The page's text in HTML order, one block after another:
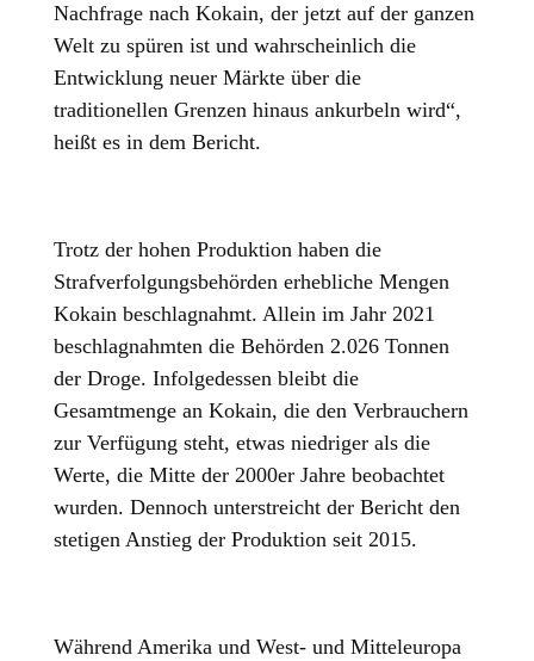
Nachfrage nach Kokain, der jetzt auf der ganzen
Welt zu spüren ist und wahrscheinlich die
Entwicklung neuer Märkte über die
traditionellen Grenzen hinaus ankurbeln wird“,
heißt es in dem Bericht.
Trotz der hohen Produktion haben die
Strafverfolgungsbehörden erhebliche Mengen
Kokain beschlagnahmt. Allein im Jahr 2021
beschlagnahmten die Behörden 2.026 Tonnen
der Droge. Infolgedessen bleibt die
Gesamtmenge an Kokain, die den Verbrauchern
zur Verfügung steht, etwas niedriger als die
Werte, die Mitte der 2000er Jahre beobachtet
wurden. Dennoch unterstreicht der Bericht den
stetigen Anstieg der Produktion seit 2015.
Während Amerika und West- und Mitteleuropa